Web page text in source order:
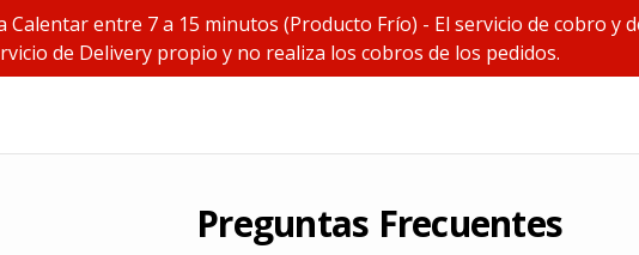
entre 7 a 15 minutos (Producto Frío) - El servicio de cobro y
de Delivery propio y no realiza los cobros de los pedidos.
Preguntas Frecuentes